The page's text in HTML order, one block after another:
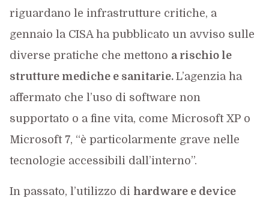
riguardano le infrastrutture critiche, a
gennaio la CISA ha pubblicato un avviso sulle
diverse pratiche che mettono a rischio le
strutture mediche e sanitarie. L’agenzia ha
affermato che l’uso di software non
supportato o a fine vita, come Microsoft XP o
Microsoft 7, “è particolarmente grave nelle
tecnologie accessibili dall’interno”.
In passato, l’utilizzo di hardware e device